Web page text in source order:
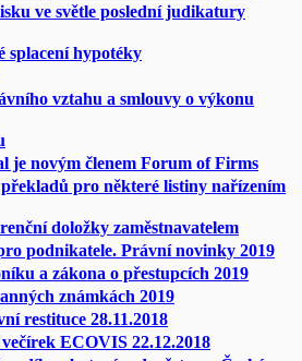
ve světle poslední judikatury
splacení hypotéky
vztahu a smlouvy o výkonu
je novým členem Forum of Firms
pro některé listiny nařízením
doložky zaměstnavatelem
podnikatele. Právní novinky 2019
a zákona o přestupcích 2019
známkách 2019
restituce 28.11.2018
ECOVIS 22.12.2018